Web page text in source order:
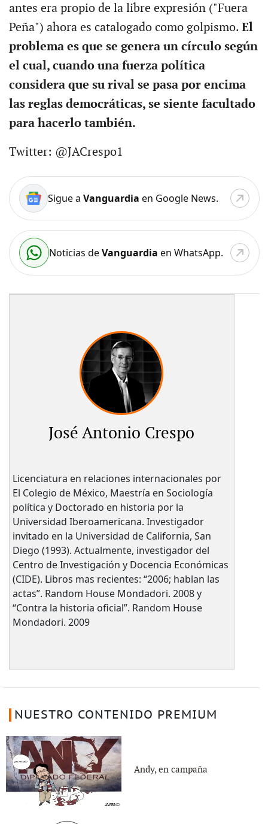
antes era propio de la libre expresión ("Fuera
Peña") ahora es catalogado como golpismo. El
problema es que se genera un círculo según
el cual, cuando una fuerza política
considera que su rival se pasa por encima
las reglas democráticas, se siente facultado
para hacerlo también.
Twitter: @JACrespo1
Sigue a Vanguardia en Google News.
Noticias deVanguardia en WhatsApp.
José Antonio Crespo
Licenciatura en relaciones internacionales por
El Colegio de México, Maestría en Sociología
política y Doctorado en historia por la
Universidad Iberoamericana. Investigador
invitado en la Universidad de California, San
Diego (1993). Actualmente, investigador del
Centro de Investigación y Docencia Económicas
(CIDE). Libros mas recientes: “2006; hablan las
actas”. Random House Mondadori. 2008 y
“Contra la historia oficial”. Random House
Mondadori. 2009
NUESTRO CONTENIDO PREMIUM
Andy, en campaña